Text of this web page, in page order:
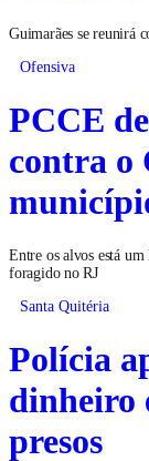
Guimarães se reunirá
Ofensiva
PCCE
contra o
Entre os alvos está
foragido no RJ
Santa Quitéria
Polícia
dinheiro
presos